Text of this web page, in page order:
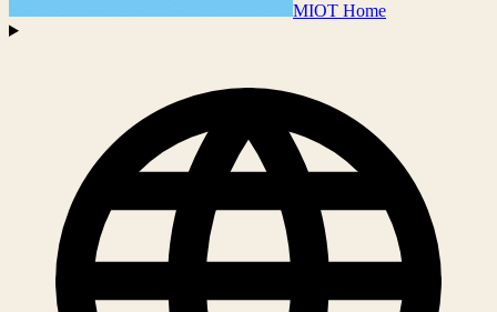
MIOT Home